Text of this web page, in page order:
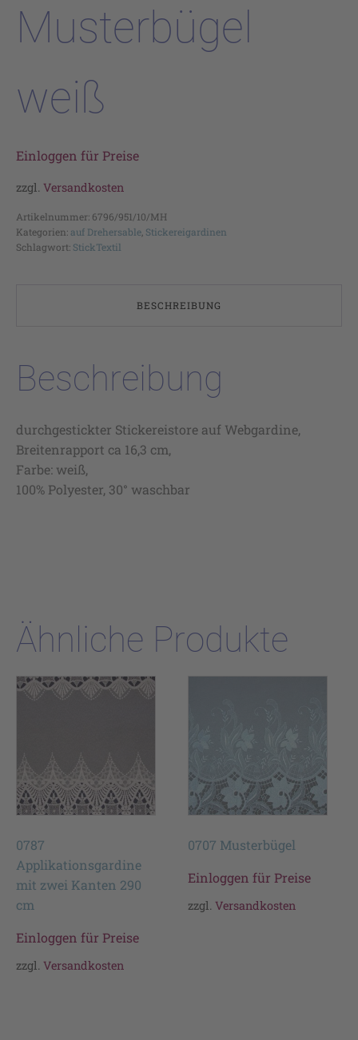
Musterbügel
weiß
Einloggen für Preise
zzgl. Versandkosten
Artikelnummer: 6796/951/10/MH
Kategorien: auf Drehersable Stickereigardinen
Schlagwort: StickTextil
BESCHREIBUNG
Beschreibung
durchgestickter Stickereistore auf Webgardine,
Breitenrapport ca 16,3 cm,
Farbe: weiß,
100% Polyester, 30° waschbar
Ähnliche Produkte
0787
Applikationsgardine
mit zwei Kanten 290
cm
Einloggen für Preise
zzgl. Versandkosten
0707 Musterbügel
Einloggen für Preise
zzgl.Versandkosten